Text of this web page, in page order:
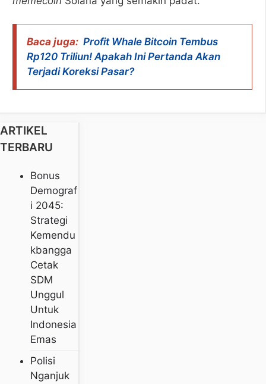
Baca juga: Profit Whale Bitcoin Tembus
Rp120 Triliun! Apakah Ini Pertanda Akan
Terjadi Koreksi Pasar?
ARTIKEL
TERBARU
Bonus
Demograf
I 2045:
Strategi
Kemendu
Kbangga
Cetak
SDM
Unggul
Untuk
Indonesia
Emas
Polisi
Nganjuk